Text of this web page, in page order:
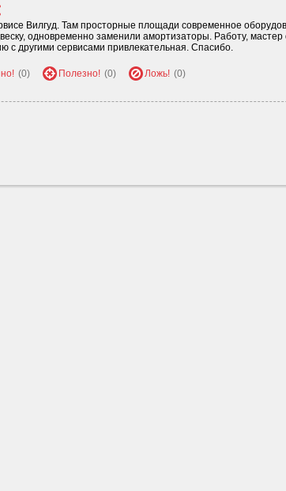
Вилгуд. Там просторные площади современное
одновременно заменили амортизаторы. Работу, мастер
с другими сервисами привлекательная. Спасибо.
(0) Полезно! (0) Ложь! (0)